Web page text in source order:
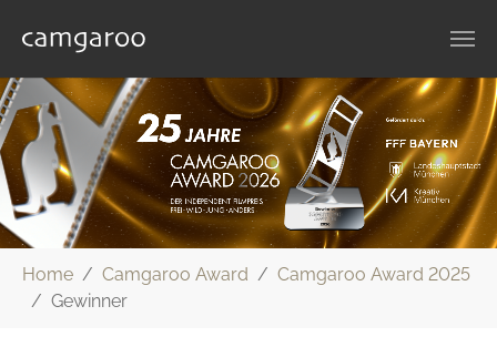
Zum Hauptinhalt springen
Home Camgaroo Award
Camgaroo Award 2025
Gewinner